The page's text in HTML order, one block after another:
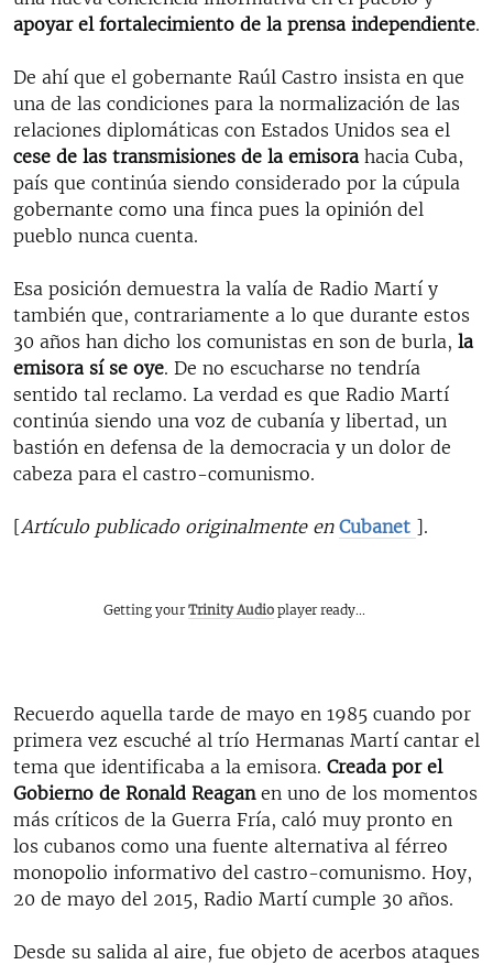
apoyar el fortalecimiento de la prensa independiente.
De ahí que el gobernante Raúl Castro insista en que
una de las condiciones para la normalización de las
relaciones diplomáticas con Estados Unidos sea el
cese de las transmisiones de la emisora hacia Cuba,
país que continúa siendo considerado por la cúpula
gobernante como una finca pues la opinión del
pueblo nunca cuenta.
Esa posición demuestra la valía de Radio Martí y
también que, contrariamente a lo que durante estos
30 años han dicho los comunistas en son de burla, la
emisora sí se oye. De no escucharse no tendría
sentido tal reclamo. La verdad es que Radio Martí
continúa siendo una voz de cubanía y libertad, un
bastión en defensa de la democracia y un dolor de
cabeza para el castro-comunismo.
[Artículo publicado originalmente en Cubanet ].
Getting yourTrinity Audio player ready...
Recuerdo aquella tarde de mayo en 1985 cuando por
primera vez escuché al trío Hermanas Martí cantar el
tema que identificaba a la emisora. Creada por el
Gobierno de Ronald Reaganen uno de los momentos
más críticos de la Guerra Fría, caló muy pronto en
los cubanos como una fuente alternativa al férreo
monopolio informativo del castro-comunismo. Hoy,
20 de mayo del 2015, Radio Martí cumple 30 años.
Desde su salida al aire, fue objeto de acerbos ataques